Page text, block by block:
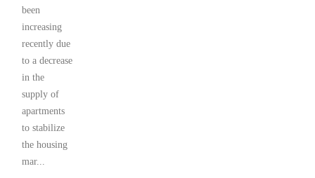
been
increasing
recently due
to a decrease
in the
supply of
apartments
to stabilize
the housing
mar...